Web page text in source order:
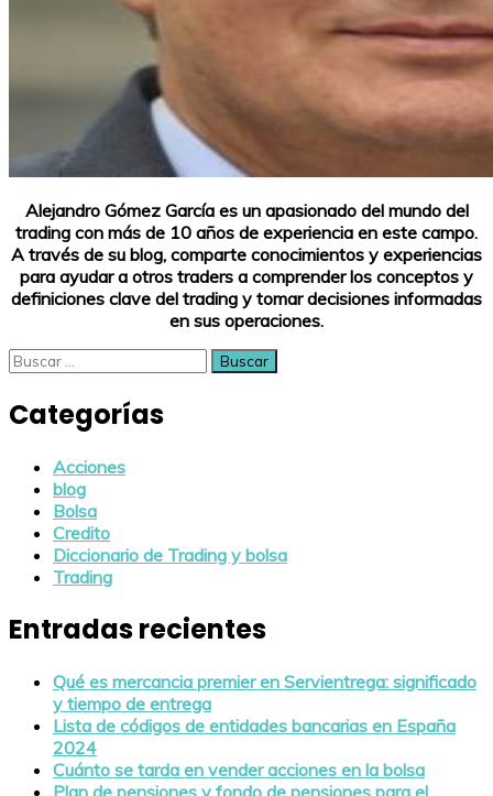
Alejandro Gómez García es un apasionado del mundo del
trading con más de 10 años de experiencia en este campo.
A través de su blog, comparte conocimientos y experiencias
para ayudar a otros traders a comprender los conceptos y
definiciones clave del trading y tomar decisiones informadas
en sus operaciones.
Buscar:
Categorías
Acciones
blog
Bolsa
Credito
Diccionario de Trading y bolsa
Trading
Entradas recientes
Qué es mercancia premier en Servientrega: significado
y tiempo de entrega
Lista de códigos de entidades bancarias en España
2024
Cuánto se tarda en vender acciones en la bolsa
Plan de pensiones y fondo de pensiones para el